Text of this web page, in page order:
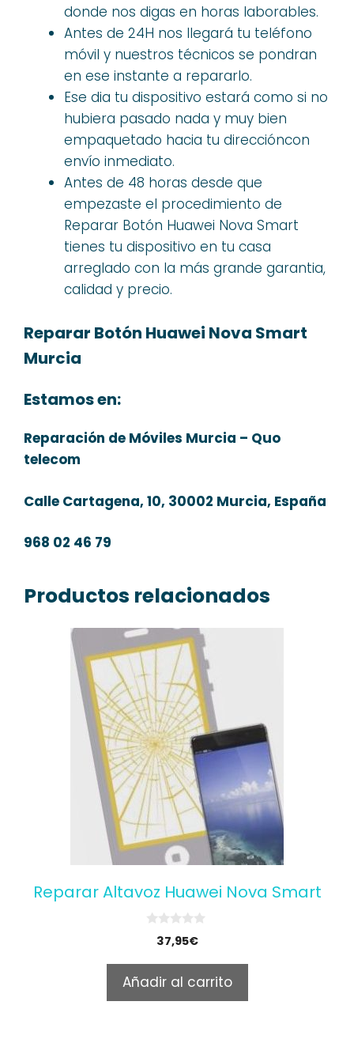
donde nos digas en horas laborables.
Antes de 24H nos llegará tu teléfono
móvil y nuestros técnicos se pondran
en ese instante a repararlo.
Ese dia tu dispositivo estará como si no
hubiera pasado nada y muy bien
empaquetado hacia tu direccióncon
envío inmediato.
Antes de 48 horas desde que
empezaste el procedimiento de
Reparar Botón Huawei Nova Smart
tienes tu dispositivo en tu casa
arreglado con la más grande garantia,
calidad y precio.
Reparar Botón Huawei Nova Smart
Murcia
Estamos en:
Reparación de Móviles Murcia – Quo
telecom
Calle Cartagena, 10, 30002 Murcia, España
968 02 46 79
Productos relacionados
Reparar Altavoz Huawei Nova Smart
o
f
5
37,95€
Añadir al carrito